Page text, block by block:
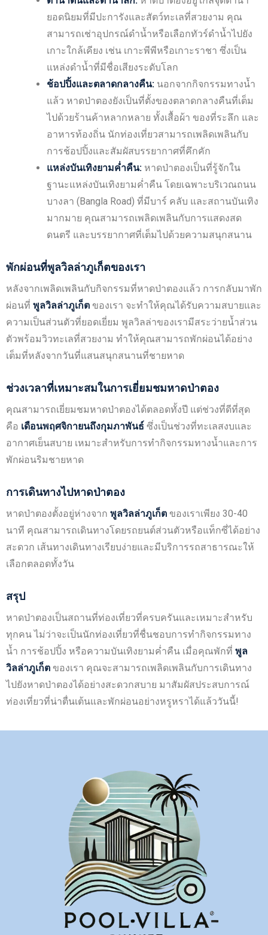
ยอดนิยมที่มีปะการังและสัตว์ทะเลที่สวยงาม คุณ
สามารถเช่าอุปกรณ์ดำน้ำหรือเลือกทัวร์ดำน้ำไปยัง
เกาะใกล้เคียง เช่น เกาะพีพีหรือเกาะราชา ซึ่งเป็น
แหล่งดำน้ำที่มีชื่อเสียงระดับโลก
ช้อปปิ้งและตลาดกลางคืน: นอกจากกิจกรรมทางน้ำ
แล้ว หาดป่าตองยังเป็นที่ตั้งของตลาดกลางคืนที่เต็ม
ไปด้วยร้านค้าหลากหลาย ทั้งเสื้อผ้า ของที่ระลึก และ
อาหารท้องถิ่น นักท่องเที่ยวสามารถเพลิดเพลินกับ
การช้อปปิ้งและสัมผัสบรรยากาศที่คึกคัก
แหล่งบันเทิงยามค่ำคืน: หาดป่าตองเป็นที่รู้จักใน
ฐานะแหล่งบันเทิงยามค่ำคืน โดยเฉพาะบริเวณถนน
บางลา (Bangla Road) ที่มีบาร์ คลับ และสถานบันเทิง
มากมาย คุณสามารถเพลิดเพลินกับการแสดงสด
ดนตรี และบรรยากาศที่เต็มไปด้วยความสนุกสนาน
พักผ่อนที่พูลวิลล่าภูเก็ตของเรา
หลังจากเพลิดเพลินกับกิจกรรมที่หาดป่าตองแล้ว การกลับมาพัก
ผ่อนที่ พูลวิลล่าภูเก็ต ของเรา จะทำให้คุณได้รับความสบายและ
ความเป็นส่วนตัวที่ยอดเยี่ยม พูลวิลล่าของเรามีสระว่ายน้ำส่วน
ตัวพร้อมวิวทะเลที่สวยงาม ทำให้คุณสามารถพักผ่อนได้อย่าง
เต็มที่หลังจากวันที่แสนสนุกสนานที่ชายหาด
ช่วงเวลาที่เหมาะสมในการเยี่ยมชมหาดป่าตอง
คุณสามารถเยี่ยมชมหาดป่าตองได้ตลอดทั้งปี แต่ช่วงที่ดีที่สุด
คือ เดือนพฤศจิกายนถึงกุมภาพันธ์ ซึ่งเป็นช่วงที่ทะเลสงบและ
อากาศเย็นสบาย เหมาะสำหรับการทำกิจกรรมทางน้ำและการ
พักผ่อนริมชายหาด
การเดินทางไปหาดป่าตอง
หาดป่าตองตั้งอยู่ห่างจาก พูลวิลล่าภูเก็ต ของเราเพียง 30-40
นาที คุณสามารถเดินทางโดยรถยนต์ส่วนตัวหรือแท็กซี่ได้อย่าง
สะดวก เส้นทางเดินทางเรียบง่ายและมีบริการรถสาธารณะให้
เลือกตลอดทั้งวัน
สรุป
หาดป่าตองเป็นสถานที่ท่องเที่ยวที่ครบครันและเหมาะสำหรับ
ทุกคน ไม่ว่าจะเป็นนักท่องเที่ยวที่ชื่นชอบการทำกิจกรรมทาง
น้ำ การช้อปปิ้ง หรือความบันเทิงยามค่ำคืน เมื่อคุณพักที่ พูล
วิลล่าภูเก็ต ของเรา คุณจะสามารถเพลิดเพลินกับการเดินทาง
ไปยังหาดป่าตองได้อย่างสะดวกสบาย มาสัมผัสประสบการณ์
ท่องเที่ยวที่น่าตื่นเต้นและพักผ่อนอย่างหรูหราได้แล้ววันนี้!